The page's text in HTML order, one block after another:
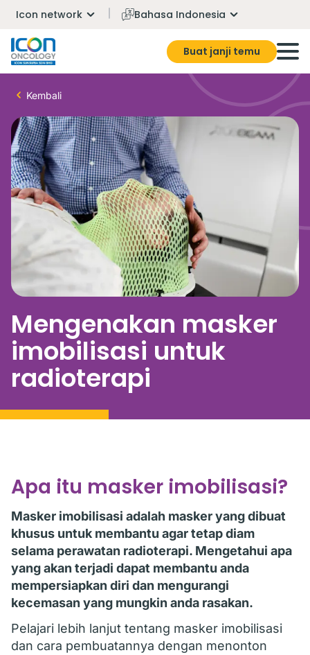
Icon network Bahasa Indonesia
Buat janji temu
Kembali
Mengenakan masker
imobilisasi untuk
radioterapi
Apa itu masker imobilisasi?
Masker imobilisasi adalah masker yang dibuat
khusus untuk membantu agar tetap diam
selama perawatan radioterapi. Mengetahui apa
yang akan terjadi dapat membantu anda
mempersiapkan diri dan mengurangi
kecemasan yang mungkin anda rasakan.
Pelajari lebih lanjut tentang masker imobilisasi
dan cara pembuatannya dengan menonton